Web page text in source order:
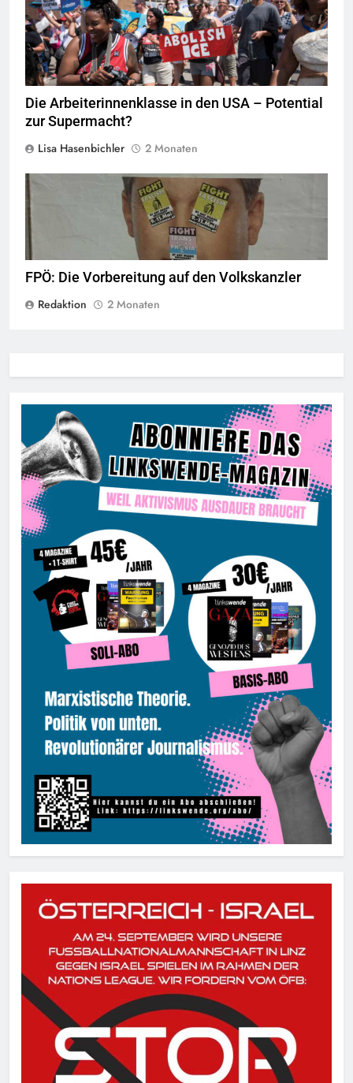
Am 30. Juni 2018 versammelten sich etwa 10.000 Menschen in der
Innenstadt von Minneapolis und marschierten durch die Straßen,
um gegen die Trennung von immigrierten Kindern von ihren
Familien zu protestieren. Die Demonstranten forderten die
Abschaffung der ICE (U.S. Immigration and Customs
Enforcement).Quelle © Fibonacci Blue, CC-BY-2.0
Die Arbeiterinnenklasse in den USA – Potential
zur Supermacht?
Lisa Hasenbichler
2 Monaten
© linkswende.org, CC-BY-SA-1.0
FPÖ: Die Vorbereitung auf den Volkskanzler
Redaktion
2 Monaten